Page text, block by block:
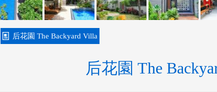
后花園 The Backyard Villa
后花園 The